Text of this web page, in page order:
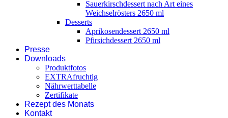
Sauerkirschdessert nach Art eines
Weichselrösters 2650 ml
Desserts
Aprikosendessert 2650 ml
Pfirsichdessert 2650 ml
Presse
Downloads
Produktfotos
EXTRAfruchtig
Nährwerttabelle
Zertifikate
Rezept des Monats
Kontakt